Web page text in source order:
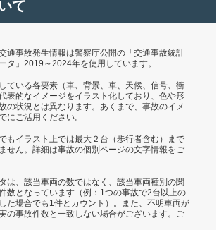
て
通事故発生情報は警察庁公開の「交通事故統計
タ」2019～2024年を使用しています。
ている各要素（車、背景、車、天候、信号、衝
表的なイメージをイラスト化しており、色や形
の状況とは異なります。あくまで、事故のイメ
にご活用ください。
もイラスト上では最大２台（歩行者含む）まで
せん。詳細は事故の個別ページの文字情報をご
は、該当車両の数ではなく、該当車両種別の関
数となっています（例：1つの事故で2台以上の
た場合でも1件とカウント）。また、不明車両が
の事故件数と一致しない場合がございます。ご